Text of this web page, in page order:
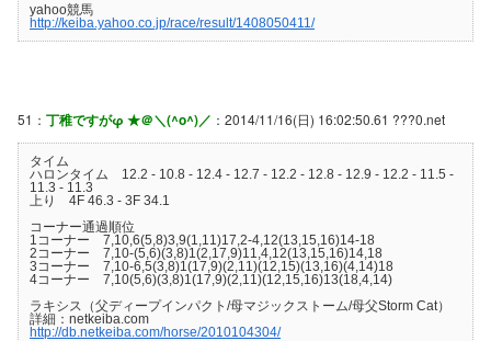
yahoo競馬
http://keiba.yahoo.co.jp/race/result/1408050411/
51： 丁稚ですがφ ★＠＼(^o^)／ ：2014/11/16(日) 16:02:50.61 ???0.net
タイム
ハロンタイム 12.2 - 10.8 - 12.4 - 12.7 - 12.2 - 12.8 - 12.9 - 12.2 - 11.5 -
11.3 - 11.3
上り 4F 46.3 - 3F 34.1
コーナー通過順位
1コーナー 7,10,6(5,8)3,9(1,11)17,2-4,12(13,15,16)14-18
2コーナー 7,10-(5,6)(3,8)1(2,17,9)11,4,12(13,15,16)14,18
3コーナー 7,10-6,5(3,8)1(17,9)(2,11)(12,15)(13,16)(4,14)18
4コーナー 7,10(5,6)(3,8)1(17,9)(2,11)(12,15,16)13(18,4,14)
ラキシス（父ディープインパクト/母マジックストーム/母父Storm Cat）
詳細：netkeiba.com
http://db.netkeiba.com/horse/2010104304/